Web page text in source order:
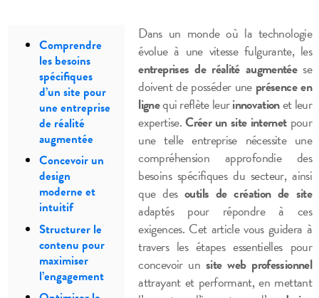
Comprendre
les besoins
spécifiques
d’un site pour
une entreprise
de réalité
augmentée
Concevoir un
design
moderne et
intuitif
Structurer le
contenu pour
maximiser
l’engagement
Dans un monde où la technologie
évolue à une vitesse fulgurante, les
entreprises de réalité augmentéese
doivent de posséder une présence en
lignequi reflète leurinnovationet leur
expertise.Créer un site internetpour
une telle entreprise nécessite une
compréhension approfondie des
besoins spécifiques du secteur, ainsi
que desoutils de création de site
adaptés pour répondre à ces
exigences. Cet article vous guidera à
travers les étapes essentielles pour
concevoir unsite web professionnel
attrayant et performant, en mettant